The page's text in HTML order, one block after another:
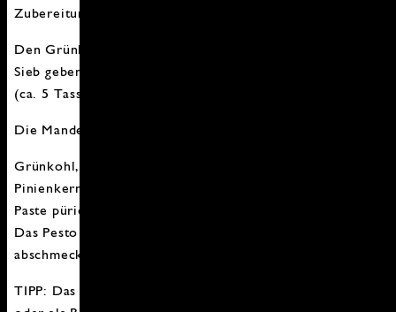
Zubereitung:
Den Grünkohl und die geschälten Knoblauchzehen in ein
Sieb geben und über der Spüle mit kochendem Wasser
(ca. 5 Tassen) übergießen.
Die Mandeln in einer Pfanne ohne Fett goldbraun rösten.
Grünkohl, Knoblauch, Olivenöl, Parmesan und
Pinienkerne in einer Küchenmaschine zu einer glatten
Paste pürieren oder in einem schweren Mörser mörsern.
Das Pesto mit Salz, Pfeffer und Zitronensaft
abschmecken.
TIPP: Das Grünkohl-Pesto ist als Aufstrich für Cracker